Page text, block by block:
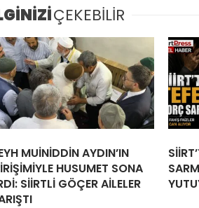
ÇEKEBİLİR
MUİNİDDİN AYDIN’IN
HUSUMET SONA
SİİRTLİ GÖÇER AİLELER